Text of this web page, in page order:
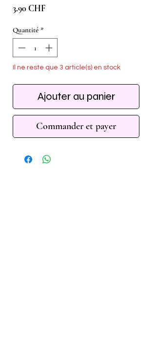
3.90 CHFPrix
Quantité *
Il ne reste que 3 article(s) en stock
Ajouter au panier
Commander et payer